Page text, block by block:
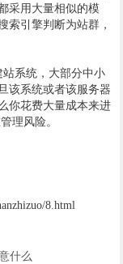
采用大量相似的模
索引擎判断为站群，
系统，大部分中小
该系统或者该服务器
你花费大量成本来进
理风险。
8.html
什么